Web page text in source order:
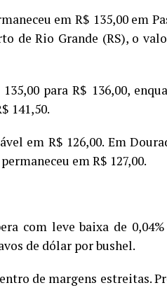
em R$ 135,00 em
de Rio Grande (RS), o
para R$ 136,00,
141,50.
em R$ 126,00. Em
em R$ 127,00.
com leve baixa de
de dólar por bushel.
de margens estreitas.